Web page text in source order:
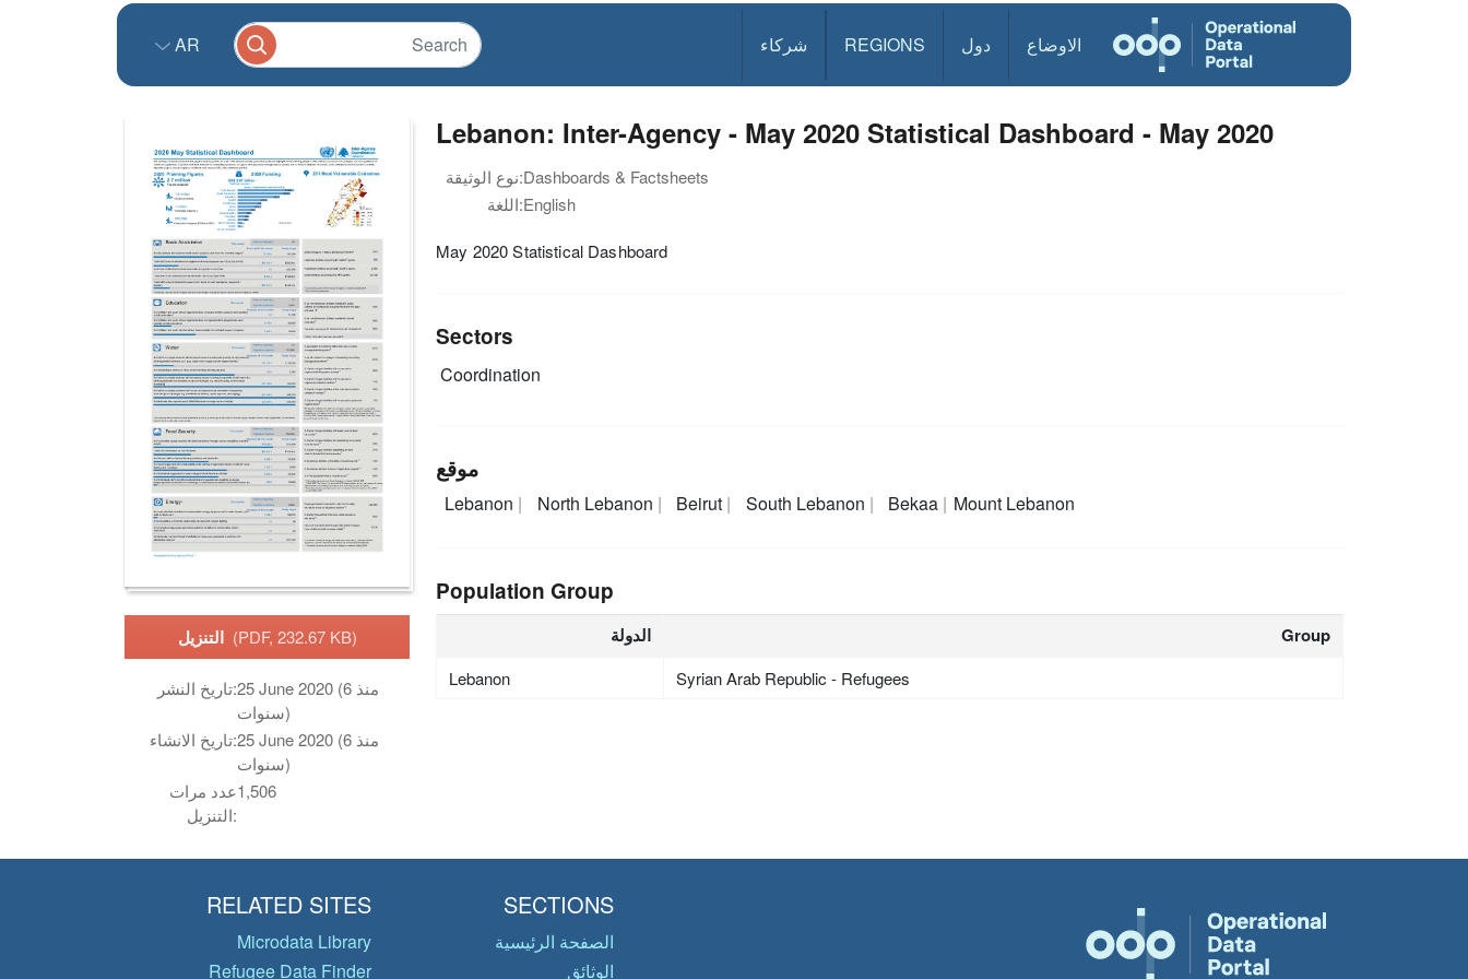
الاوضاع دول REGIONS شركاء AR
التنزيل (PDF, 232.67 KB)
تاريخ النشر:25 June 2020 (منذ 6
سنوات)
تاريخ الانشاء:25 June 2020 (منذ 6
سنوات)
عدد مرات
التنزيل:
1,506
Lebanon: Inter-Agency - May 2020 Statistical Dashboard - May 2020
نوع الوثيقة:Dashboards & Factsheets
اللغة:English
May 2020 Statistical Dashboard
Sectors
Coordination
موقع
Lebanon North Lebanon Beirut South Lebanon Bekaa Mount Lebanon
Population Group
الدولة Group
Lebanon Syrian Arab Republic - Refugees
SECTIONS
الصفحة الرئيسية
الوثائق
RELATED SITES
Microdata Library
Refugee Data Finder